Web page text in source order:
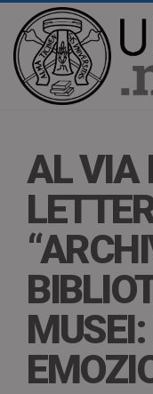
AL VIA
MUSEI: